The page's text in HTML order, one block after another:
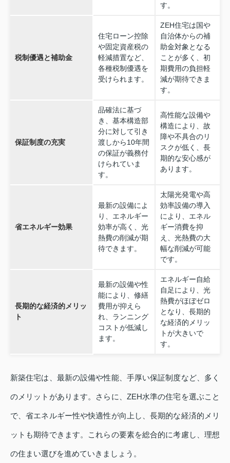
す。
税制優遇と補助金
住宅ローン控除
や固定資産税の
軽減措置など、
各種税制優遇を
受けられます。
ZEH住宅は国や
自治体からの補
助金対象となる
ことが多く、初
期費用の負担軽
減が期待できま
す。
保証制度の充実
品確法に基づ
き、基本構造部
分に対して引き
渡しから10年間
の保証が義務付
けられていま
す。
高性能な設備や
構造により、故
障や不具合のリ
スクが低く、長
期的な安心感が
あります。
省エネルギー効果
最新の設備によ
り、エネルギー
効率が高く、光
熱費の削減が期
待できます。
太陽光発電や高
効率設備の導入
により、エネル
ギー消費を抑
え、光熱費の大
幅な削減が可能
です。
長期的な経済的メリッ
ト
最新の設備や性
能により、修繕
費用が抑えら
れ、ランニング
コストが低減し
ます。
エネルギー自給
自足により、光
熱費がほぼゼロ
となり、長期的
な経済的メリッ
トが大きいで
す。
新築住宅は、最新の設備や性能、手厚い保証制度など、多く
のメリットがあります。さらに、ZEH水準の住宅を選ぶこと
で、省エネルギー性や快適性が向上し、長期的な経済的メリ
ットも期待できます。これらの要素を総合的に考慮し、理想
の住まい選びを進めていきましょう。